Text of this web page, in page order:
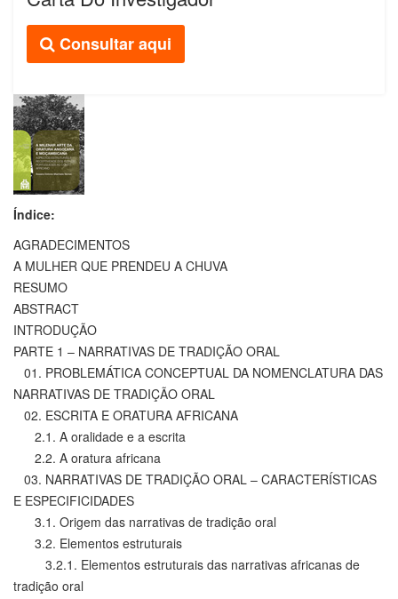
Consultar aqui
Índice:
AGRADECIMENTOS
A MULHER QUE PRENDEU A CHUVA
RESUMO
ABSTRACT
INTRODUÇÃO
PARTE 1 – NARRATIVAS DE TRADIÇÃO ORAL
01. PROBLEMÁTICA CONCEPTUAL DA NOMENCLATURA DAS
NARRATIVAS DE TRADIÇÃO ORAL
02. ESCRITA E ORATURA AFRICANA
2.1. A oralidade e a escrita
2.2. A oratura africana
03. NARRATIVAS DE TRADIÇÃO ORAL – CARACTERÍSTICAS
E ESPECIFICIDADES
3.1. Origem das narrativas de tradição oral
3.2. Elementos estruturais
3.2.1. Elementos estruturais das narrativas africanas de
tradição oral